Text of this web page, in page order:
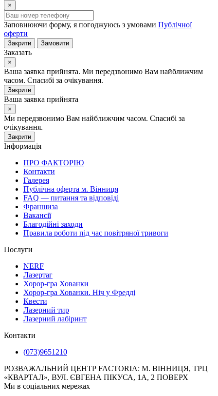
×
Заповнюючи форму, я погоджуюсь з умовами Публічної
оферти
Закрити Замовити
Заказать
×
Ваша заявка прийнята. Ми передзвонимо Вам найближчим
часом. Спасибі за очікування.
Закрити
Ваша заявка прийнята
×
Ми передзвонимо Вам найближчим часом. Спасибі за
очікування.
Закрити
Інформація
ПРО ФАКТОРІЮ
Контакти
Галерея
Публічна оферта м. Вінниця
FAQ — питання та відповіді
Франшиза
Вакансії
Благодійні заходи
Правила роботи під час повітряної тривоги
Послуги
NERF
Лазертаг
Хорор-гра Хованки
Хорор-гра Хованки. Ніч у Фредді
Квести
Лазерний тир
Лазерний лабіринт
Контакти
(073)9651210
РОЗВАЖАЛЬНИЙ ЦЕНТР FACTORIA: М. ВІННИЦЯ, ТРЦ
«КВАРТАЛ», ВУЛ. ЄВГЕНА ПІКУСА, 1А, 2 ПОВЕРХ
Ми в соціальних мережах